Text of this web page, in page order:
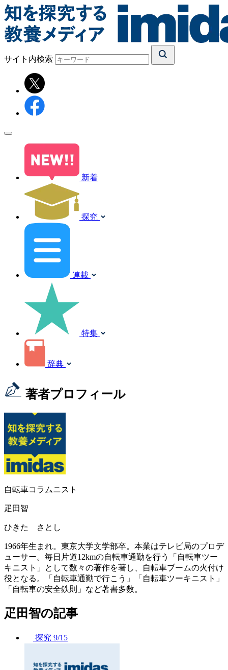
サイト内検索
新着
探究
連載
特集
辞典
著者プロフィール
自転車コラムニスト
疋田智
ひきた さとし
1966年生まれ。東京大学文学部卒。本業はテレビ局のプロデ
ューサー。毎日片道12kmの自転車通勤を行う「自転車ツー
キニスト」として数々の著作を著し、自転車ブームの火付け
役となる。「自転車通勤で行こう」「自転車ツーキニスト」
「自転車の安全鉄則」など著書多数。
疋田智の記事
探究 9/15